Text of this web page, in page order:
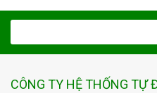
CÔNG TY HỆ THỐNG TỰ